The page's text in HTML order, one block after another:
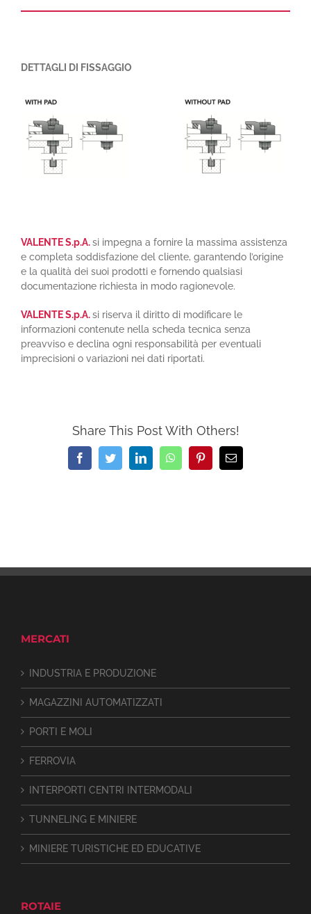
DETTAGLI DI FISSAGGIO
VALENTE S.p.A.si impegna a fornire la massima assistenza
e completa soddisfazione del cliente, garantendo l’origine
e la qualità dei suoi prodotti e fornendo qualsiasi
documentazione richiesta in modo ragionevole.
VALENTE S.p.A.si riserva il diritto di modificare le
informazioni contenute nella scheda tecnica senza
preavviso e declina ogni responsabilità per eventuali
imprecisioni o variazioni nei dati riportati.
Share This Post With Others!
FacebookTwitterLinkedInWhatsAppPinterestEmail
MERCATI
INDUSTRIA E PRODUZIONE
MAGAZZINI AUTOMATIZZATI
PORTI E MOLI
FERROVIA
INTERPORTI CENTRI INTERMODALI
TUNNELING E MINIERE
MINIERE TURISTICHE ED EDUCATIVE
ROTAIE